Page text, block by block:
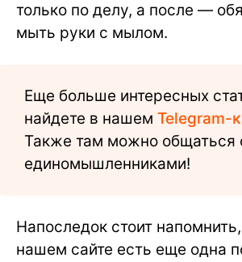
только по делу, а после —
мыть руки с мылом.
Еще больше интересных
найдете в нашем Telegram-
Также там можно общаться
единомышленниками!
Напоследок стоит
нашем сайте есть еще одна